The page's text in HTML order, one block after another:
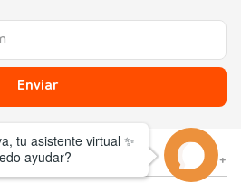
Enviar
+